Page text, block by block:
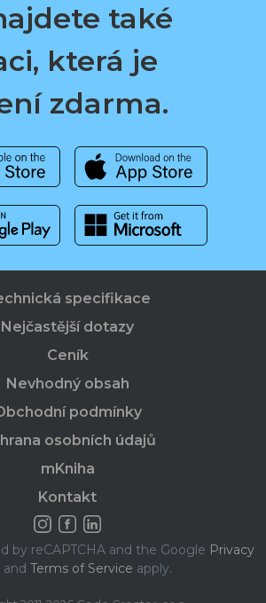
také
která je
zdarma.
specifikace
Nejčastější dotazy
Ceník
Nevhodný obsah
podmínky
osobních údajů
mKniha
Kontakt
by reCAPTCHA and the Google Privacy
and Terms of Service apply.